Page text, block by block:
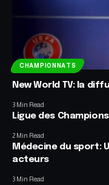
CHAMPIONNATS
New World TV: la
3 Min Read
Ligue des
2 Min Read
Médecine du sport:
acteurs
3 Min Read